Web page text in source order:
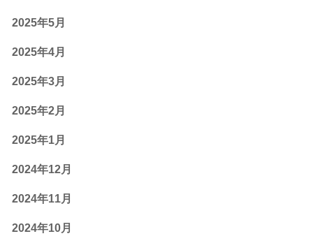
2025年5月
2025年4月
2025年3月
2025年2月
2025年1月
2024年12月
2024年11月
2024年10月